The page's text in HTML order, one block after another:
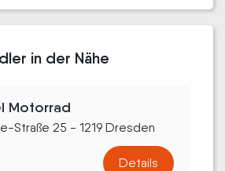
in der Nähe
Motorrad
Straße 25 - 1219 Dresden
Details